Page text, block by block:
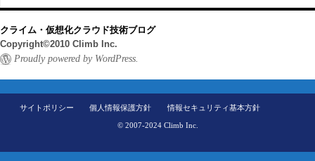
クライム・仮想化クラウド技術ブログ
Copyright©2010 Climb Inc.
Proudly powered by WordPress.
サイトポリシー 個人情報保護方針 情報セキュリティ基本方針
© 2007-2024 Climb Inc.